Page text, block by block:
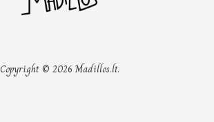
Copyright © 2026 Madillos.lt.